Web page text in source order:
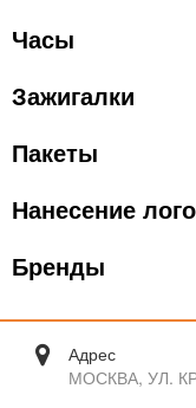
Часы
Зажигалки
Пакеты
Нанесение
Бренды
Адрес
МОСКВА, УЛ.